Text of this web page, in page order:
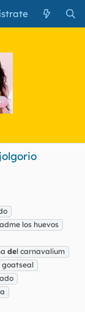
los huevos
del carnavalium
goatseal